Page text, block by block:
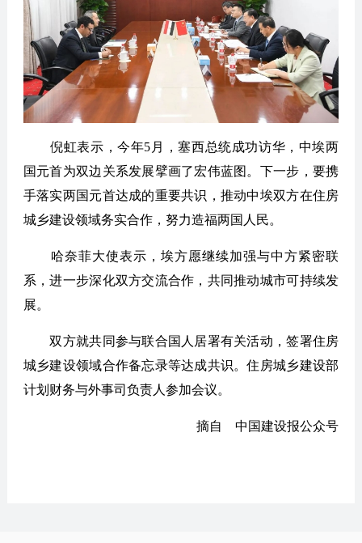
倪虹表示，今年5月，塞西总统成功访华，中埃两
国元首为双边关系发展擘画了宏伟蓝图。下一步，要携
手落实两国元首达成的重要共识，推动中埃双方在住房
城乡建设领域务实合作，努力造福两国人民。
哈奈菲大使表示，埃方愿继续加强与中方紧密联
系，进一步深化双方交流合作，共同推动城市可持续发
展。
双方就共同参与联合国人居署有关活动，签署住房
城乡建设领域合作备忘录等达成共识。住房城乡建设部
计划财务与外事司负责人参加会议。
摘自 中国建设报公众号